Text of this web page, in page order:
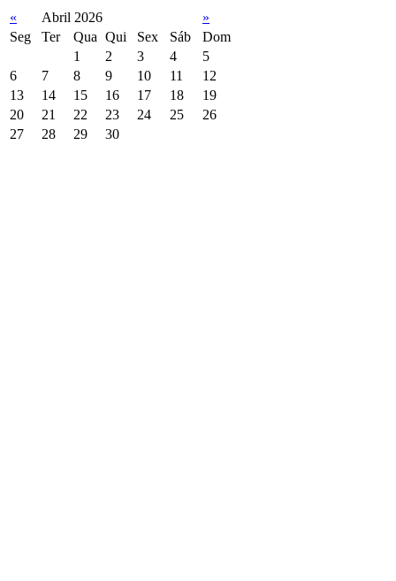
« Abril 2026
»
Seg
Ter Qua Qui Sex Sáb
Dom
1
2 3 4
5
6
7 8 9 10 11
12
13
14 15 16 17 18
19
20
21 22 23 24 25
26
27
28 29 30